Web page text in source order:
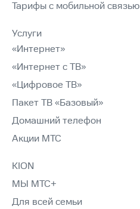
Тарифы с мобильной связью
Услуги
«Интернет»
«Интернет с ТВ»
«Цифровое ТВ»
Пакет ТВ «Базовый»
Домашний телефон
Акции МТС
KION
МЫ МТС+
Для всей семьи